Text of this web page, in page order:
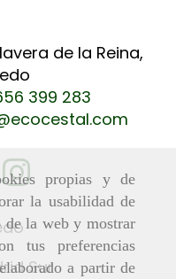
propias y de
la usabilidad de
de la web y mostrar
tus preferencias
a partir de
de la Reina,
399 283
ecocestal.com
Sur